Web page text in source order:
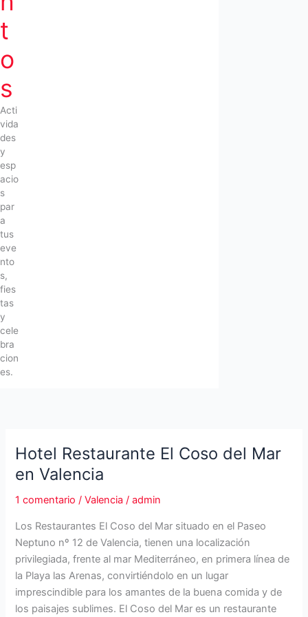
t
o
s
Acti
vida
des
y
esp
acio
s
par
a
tus
eve
nto
s,
fies
tas
y
cele
bra
cion
es.
Hotel Restaurante El Coso del Mar
en Valencia
1 comentario /Valencia /admin
Los Restaurantes El Coso del Mar situado en el Paseo
Neptuno nº 12 de Valencia, tienen una localización
privilegiada, frente al mar Mediterráneo, en primera línea de
la Playa las Arenas, convirtiéndolo en un lugar
imprescindible para los amantes de la buena comida y de
los paisajes sublimes. El Coso del Mar es un restaurante